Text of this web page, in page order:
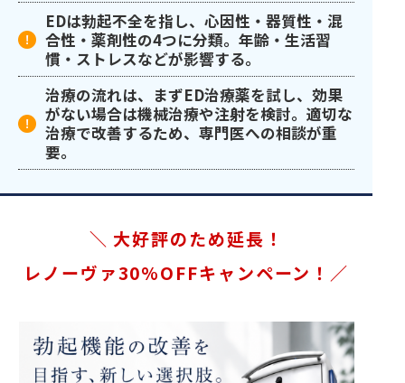
EDは勃起不全を指し、心因性・器質性・混
合性・薬剤性の4つに分類。年齢・生活習
慣・ストレスなどが影響する。
治療の流れは、まずED治療薬を試し、効果
がない場合は機械治療や注射を検討。適切な
治療で改善するため、専門医への相談が重
要。
＼ 大好評のため延長！
レノーヴァ30%OFFキャンペーン！／